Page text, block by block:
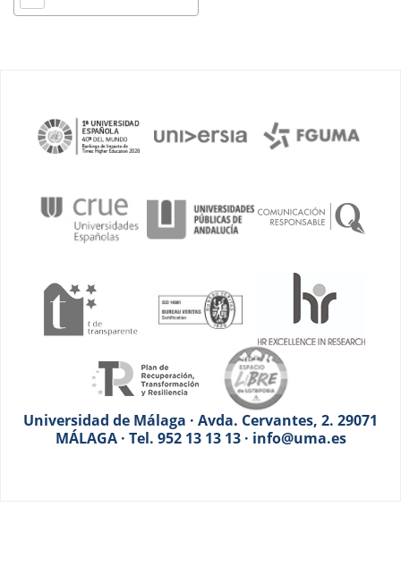
Universidad de Málaga · Avda. Cervantes, 2. 29071
MÁLAGA · Tel. 952 13 13 13 · info@uma.es